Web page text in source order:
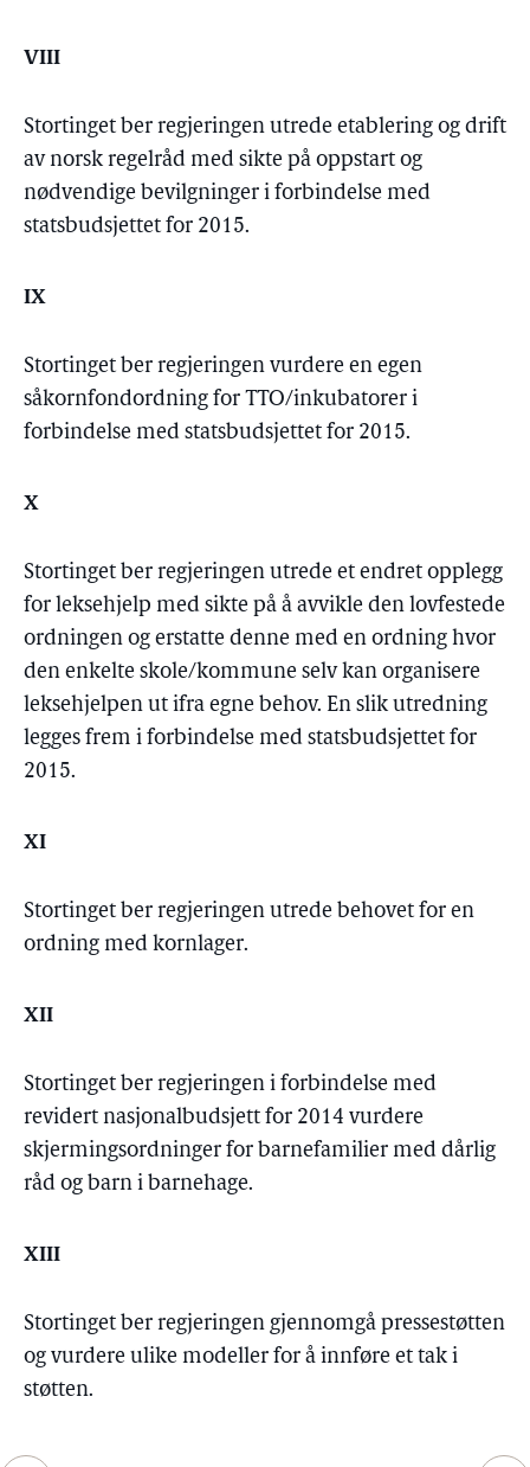
VIII
Stortinget ber regjeringen utrede etablering og drift
av norsk regelråd med sikte på oppstart og
nødvendige bevilgninger i forbindelse med
statsbudsjettet for 2015.
IX
Stortinget ber regjeringen vurdere en egen
såkornfondordning for TTO/inkubatorer i
forbindelse med statsbudsjettet for 2015.
X
Stortinget ber regjeringen utrede et endret opplegg
for leksehjelp med sikte på å avvikle den lovfestede
ordningen og erstatte denne med en ordning hvor
den enkelte skole/kommune selv kan organisere
leksehjelpen ut ifra egne behov. En slik utredning
legges frem i forbindelse med statsbudsjettet for
2015.
XI
Stortinget ber regjeringen utrede behovet for en
ordning med kornlager.
XII
Stortinget ber regjeringen i forbindelse med
revidert nasjonalbudsjett for 2014 vurdere
skjermingsordninger for barnefamilier med dårlig
råd og barn i barnehage.
XIII
Stortinget ber regjeringen gjennomgå pressestøtten
og vurdere ulike modeller for å innføre et tak i
støtten.